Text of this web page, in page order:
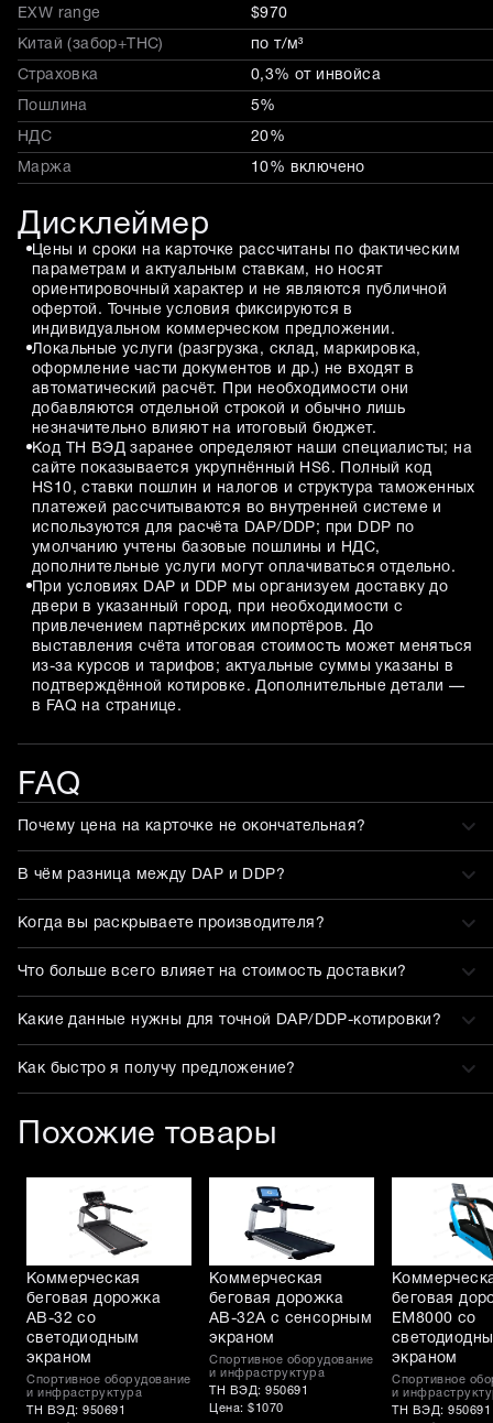
EXW range $970
Китай (забор+THC) по т/м³
Страховка 0,3% от инвойса
Пошлина 5%
НДС 20%
Маржа 10% включено
Дисклеймер
Цены и сроки на карточке рассчитаны по фактическим
параметрам и актуальным ставкам, но носят
ориентировочный характер и не являются публичной
офертой. Точные условия фиксируются в
индивидуальном коммерческом предложении.
Локальные услуги (разгрузка, склад, маркировка,
оформление части документов и др.) не входят в
автоматический расчёт. При необходимости они
добавляются отдельной строкой и обычно лишь
незначительно влияют на итоговый бюджет.
Код ТН ВЭД заранее определяют наши специалисты; на
сайте показывается укрупнённый HS6. Полный код
HS10, ставки пошлин и налогов и структура таможенных
платежей рассчитываются во внутренней системе и
используются для расчёта DAP/DDP; при DDP по
умолчанию учтены базовые пошлины и НДС,
дополнительные услуги могут оплачиваться отдельно.
При условиях DAP и DDP мы организуем доставку до
двери в указанный город, при необходимости с
привлечением партнёрских импортёров. До
выставления счёта итоговая стоимость может меняться
из-за курсов и тарифов; актуальные суммы указаны в
подтверждённой котировке. Дополнительные детали —
в FAQ на странице.
FAQ
Почему цена на карточке не окончательная?
В чём разница между DAP и DDP?
Когда вы раскрываете производителя?
Что больше всего влияет на стоимость доставки?
Какие данные нужны для точной DAP/DDP-котировки?
Как быстро я получу предложение?
Похожие товары
Коммерческая
беговая дорожка
AB-32 со
светодиодным
экраном
Спортивное оборудование
и инфраструктура
ТН ВЭД: 950691
Коммерческая
беговая дорожка
AB-32A с сенсорным
экраном
Спортивное оборудование
и инфраструктура
ТН ВЭД: 950691
Цена: $1070
беговая
EM8000 со
экраном
Спортивное
и
ТН ВЭД: 950691